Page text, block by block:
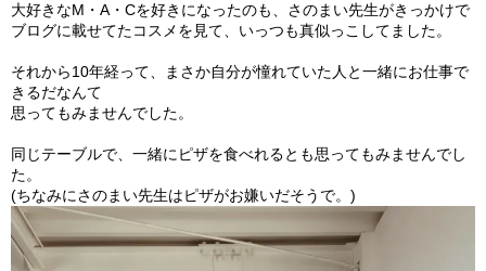
大好きなM・A・Cを好きになったのも、 さのまい先生がきっかけで
ブログに載せてたコスメを見て、いっつも真似っこしてました。
それから10年経って、
まさか自分が憧れていた人と一緒にお仕事で
きるだなんて
思ってもみませんでした。
同じテーブルで、 一緒にピザを食べれるとも思ってもみませんでし
た。
(ちなみにさのまい先生はピザがお嫌いだそうで。)